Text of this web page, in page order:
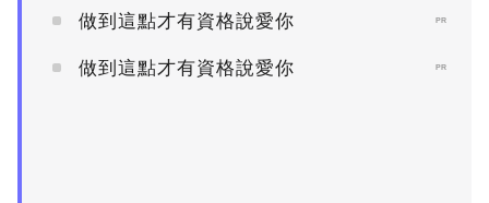
做到這點才有資格說愛你 PR
做到這點才有資格說愛你 PR